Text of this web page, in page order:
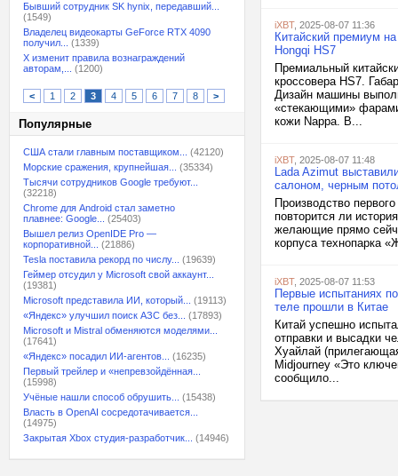
Бывший сотрудник SK hynix, передавший...
(1549)
Владелец видеокарты GeForce RTX 4090
получил...
(1339)
X изменит правила вознаграждений
авторам,...
(1200)
< 1 2 3 4 5 6 7 8 >
Популярные
США стали главным поставщиком...
(42120)
Морские сражения, крупнейшая...
(35334)
Тысячи сотрудников Google требуют...
(32218)
Chrome для Android стал заметно
плавнее: Google...
(25403)
Вышел релиз OpenIDE Pro —
корпоративной...
(21886)
Tesla поставила рекорд по числу...
(19639)
Геймер отсудил у Microsoft свой аккаунт...
(19381)
Microsoft представила ИИ, который...
(19113)
«Яндекс» улучшил поиск АЗС без...
(17893)
Microsoft и Mistral обменяются моделями...
(17641)
«Яндекс» посадил ИИ-агентов...
(16235)
Первый трейлер и «непревзойдённая...
(15998)
Учёные нашли способ обрушить...
(15438)
Власть в OpenAI сосредотачивается...
(14975)
Закрытая Xbox студия-разработчик...
(14946)
iXBT, 2025-08-07 11:36
Китайский премиум
Hongqi HS7
Премиальный
кроссовера HS7.
Дизайн машины
«стекающими»
кожи Nappa. В...
iXBT, 2025-08-07 11:48
Lada Azimut
салоном, черным
Производство
повторится ли
желающие прямо
корпуса технопарка
iXBT, 2025-08-07 11:53
Первые испытаниях
теле прошли в Китае
Китай успешно
отправки и высадки
Хуайлай
Midjourney «Это
сообщило...